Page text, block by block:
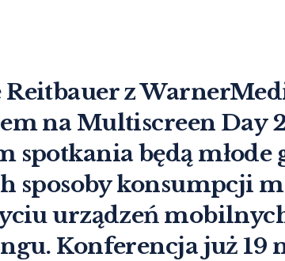
Reitbauer z
na Multiscreen Day
spotkania będą młode
sposoby konsumpcji
urządzeń
Konferencja już 19